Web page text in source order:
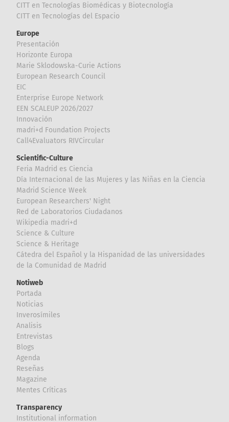
CITT en Tecnologías Biomédicas y Biotecnología
CITT en Tecnologías del Espacio
Europe
Presentación
Horizonte Europa
Marie Sklodowska-Curie Actions
European Research Council
EIC
Enterprise Europe Network
EEN SCALEUP 2026/2027
Innovación
madri+d Foundation Projects
Call4Evaluators RIVCircular
Scientific-Culture
Feria Madrid es Ciencia
Día Internacional de las Mujeres y las Niñas en la Ciencia
Madrid Science Week
European Researchers' Night
Red de Laboratorios Ciudadanos
Wikipedia madri+d
Science & Culture
Science & Heritage
Cátedra del Español y la Hispanidad de las universidades
de la Comunidad de Madrid
Notiweb
Portada
Noticias
Inverosímiles
Analisis
Entrevistas
Blogs
Agenda
Reseñas
Magazine
Mentes Críticas
Transparency
Institutional information